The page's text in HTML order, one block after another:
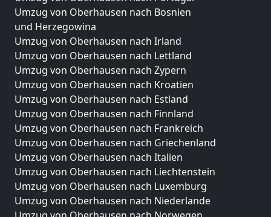
Umzug von Oberhausen nach Bosnien
und Herzegowina
Umzug von Oberhausen nach Irland
Umzug von Oberhausen nach Lettland
Umzug von Oberhausen nach Zypern
Umzug von Oberhausen nach Kroatien
Umzug von Oberhausen nach Estland
Umzug von Oberhausen nach Finnland
Umzug von Oberhausen nach Frankreich
Umzug von Oberhausen nach Griechenland
Umzug von Oberhausen nach Italien
Umzug von Oberhausen nach Liechtenstein
Umzug von Oberhausen nach Luxemburg
Umzug von Oberhausen nach Niederlande